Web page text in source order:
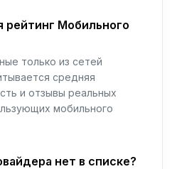
рейтинг Мобильного
только из сетей
средняя
и отзывы реальных
мобильного
нет в списке?